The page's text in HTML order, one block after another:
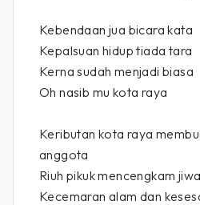
Kebendaan jua bicara kata
Kepalsuan hidup tiada tara
Kerna sudah menjadi biasa
Oh nasib mu kota raya
Keributan kota raya
anggota
Riuh pikuk mencengkam jiwa
Kecemaran alam dan